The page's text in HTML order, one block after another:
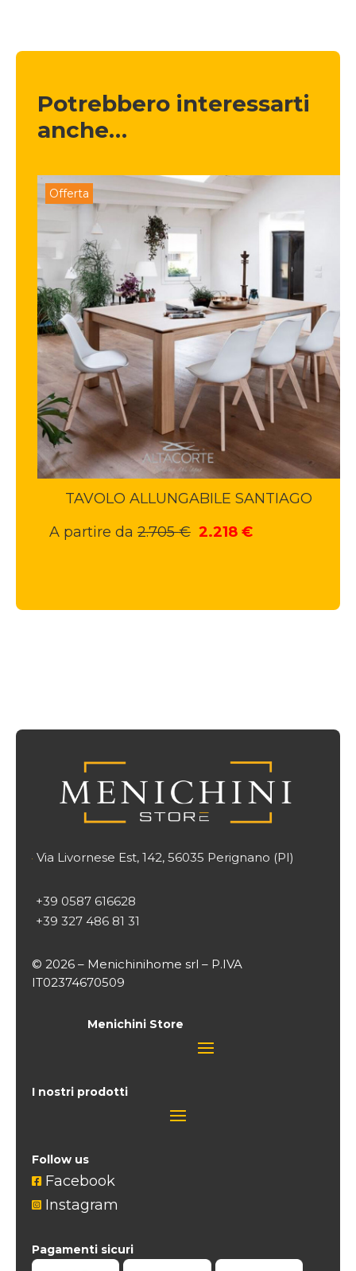
Potrebbero interessarti
anche…
Offerta
TAVOLO ALLUNGABILE SANTIAGO
A partire da2.705€ Il2.218 €Il
Via Livornese Est, 142, 56035 Perignano (PI)
+39 0587 616628
+39 327 486 81 31
© 2026 – Menichinihome srl – P.IVA
IT02374670509
Menichini Store
I nostri prodotti
Follow us
 Facebook
 Instagram
Pagamenti sicuri